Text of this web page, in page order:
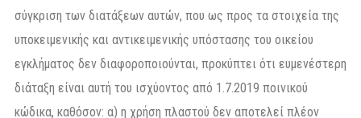
σύγκριση των διατάξεων αυτών, που ως προς τα στοιχεία της
υποκειμενικής και αντικειμενικής υπόστασης του οικείου
εγκλήματος δεν διαφοροποιούνται, προκύπτει ότι ευμενέστερη
διάταξη είναι αυτή του ισχύοντος από 1.7.2019 ποινικού
κώδικα, καθόσον: α) η χρήση πλαστού δεν αποτελεί πλέον